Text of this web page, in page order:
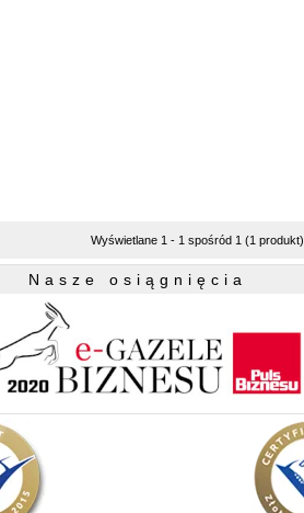
Wyświetlane 1 - 1 spośród 1 (1 produkt)
Nasze osiągnięcia